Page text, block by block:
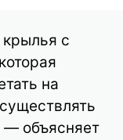
крылья с
на
— объясняет